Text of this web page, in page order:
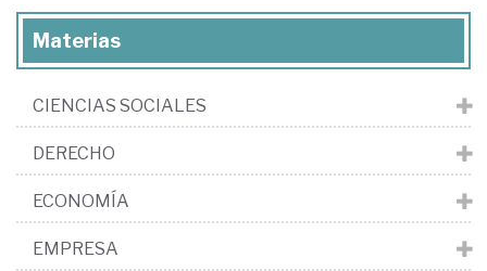
Materias
CIENCIAS SOCIALES
DERECHO
ECONOMÍA
EMPRESA